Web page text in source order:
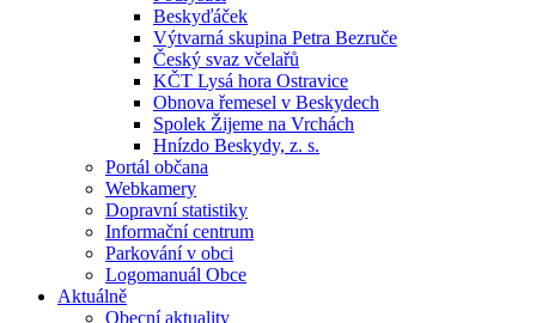
Beskyďáček
Výtvarná skupina Petra Bezruče
Český svaz včelařů
KČT Lysá hora Ostravice
Obnova řemesel v Beskydech
Spolek Žijeme na Vrchách
Hnízdo Beskydy, z. s.
Portál občana
Webkamery
Dopravní statistiky
Informační centrum
Parkování v obci
Logomanuál Obce
Aktuálně
Obecní aktuality